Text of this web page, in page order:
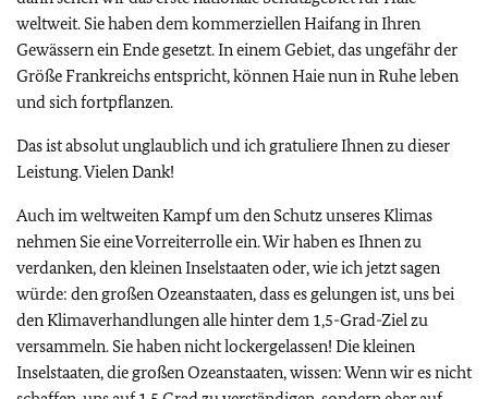
weltweit. Sie haben dem kommerziellen Haifang in Ihren
Gewässern ein Ende gesetzt. In einem Gebiet, das ungefähr der
Größe Frankreichs entspricht, können Haie nun in Ruhe leben
und sich fortpflanzen.
Das ist absolut unglaublich und ich gratuliere Ihnen zu dieser
Leistung. Vielen Dank!
Auch im weltweiten Kampf um den Schutz unseres Klimas
nehmen Sie eine Vorreiterrolle ein. Wir haben es Ihnen zu
verdanken, den kleinen Inselstaaten oder, wie ich jetzt sagen
würde: den großen Ozeanstaaten, dass es gelungen ist, uns bei
den Klimaverhandlungen alle hinter dem 1,5-Grad-Ziel zu
versammeln. Sie haben nicht lockergelassen! Die kleinen
Inselstaaten, die großen Ozeanstaaten, wissen: Wenn wir es nicht